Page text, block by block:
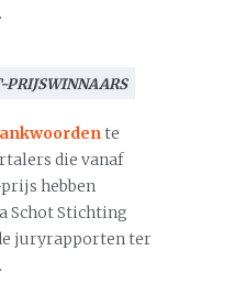
PRIJSWINNAARS
te
die vanaf
prijs hebben
Schot Stichting
juryrapporten ter